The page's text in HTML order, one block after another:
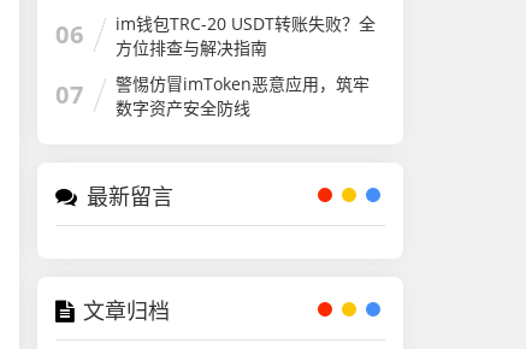
06
im钱包TRC-20 USDT转账失败？全
方位排查与解决指南
07
警惕仿冒imToken恶意应用，筑牢
数字资产安全防线
最新留言
文章归档